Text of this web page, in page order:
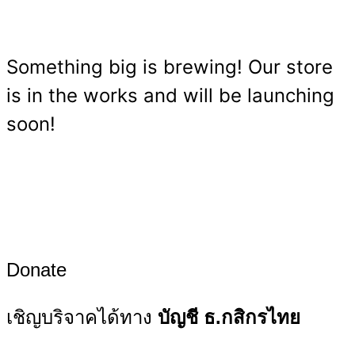
Something big is brewing! Our store
is in the works and will be launching
soon!
Donate
เชิญบริจาคได้ทาง บัญชี ธ.กสิกรไทย